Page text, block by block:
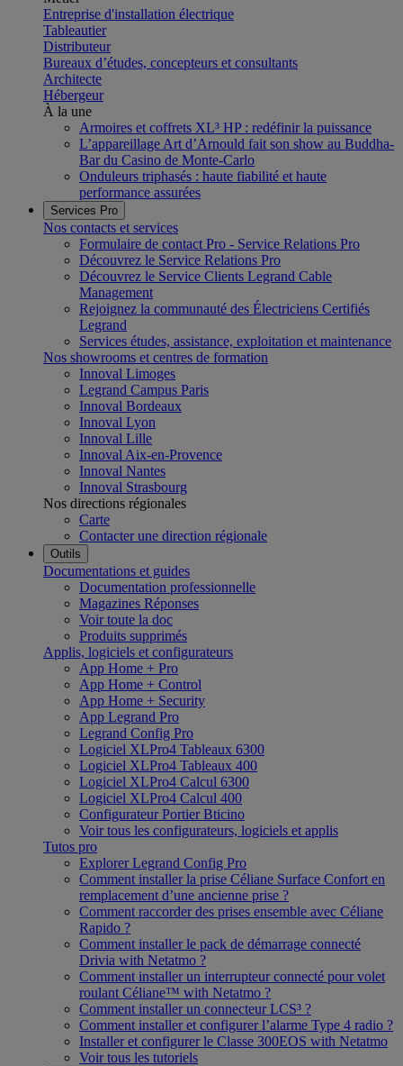
Entreprise d'installation électrique
Tableautier
Distributeur
Bureaux d’études, concepteurs et consultants
Architecte
Hébergeur
À la une
Armoires et coffrets XL³ HP : redéfinir la puissance
L’appareillage Art d’Arnould fait son show au Buddha-
Bar du Casino de Monte-Carlo
Onduleurs triphasés : haute fiabilité et haute
performance assurées
Services Pro
Nos contacts et services
Formulaire de contact Pro - Service Relations Pro
Découvrez le Service Relations Pro
Découvrez le Service Clients Legrand Cable
Management
Rejoignez la communauté des Électriciens Certifiés
Legrand
Services études, assistance, exploitation et maintenance
Nos showrooms et centres de formation
Innoval Limoges
Legrand Campus Paris
Innoval Bordeaux
Innoval Lyon
Innoval Lille
Innoval Aix-en-Provence
Innoval Nantes
Innoval Strasbourg
Nos directions régionales
Carte
Contacter une direction régionale
Outils
Documentations et guides
Documentation professionnelle
Magazines Réponses
Voir toute la doc
Produits supprimés
Applis, logiciels et configurateurs
App Home + Pro
App Home + Control
App Home + Security
App Legrand Pro
Legrand Config Pro
Logiciel XLPro4 Tableaux 6300
Logiciel XLPro4 Tableaux 400
Logiciel XLPro4 Calcul 6300
Logiciel XLPro4 Calcul 400
Configurateur Portier Bticino
Voir tous les configurateurs, logiciels et applis
Tutos pro
Explorer Legrand Config Pro
Comment installer la prise Céliane Surface Confort en
remplacement d’une ancienne prise ?
Comment raccorder des prises ensemble avec Céliane
Rapido ?
Comment installer le pack de démarrage connecté
Drivia with Netatmo ?
Comment installer un interrupteur connecté pour volet
roulant Céliane™ with Netatmo ?
Comment installer un connecteur LCS³ ?
Comment installer et configurer l’alarme Type 4 radio ?
Installer et configurer le Classe 300EOS with Netatmo
Voir tous les tutoriels